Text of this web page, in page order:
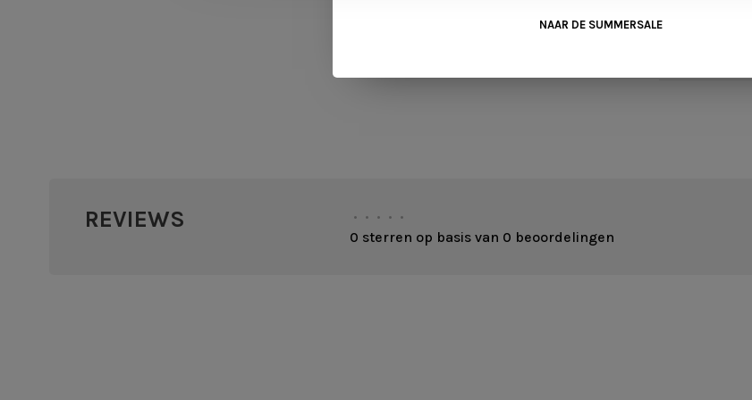
Totaal gewicht
REVIEWS • • • • •
0 sterren op basis van 0 beoordelingen
NAAR DE SUMMERSALE